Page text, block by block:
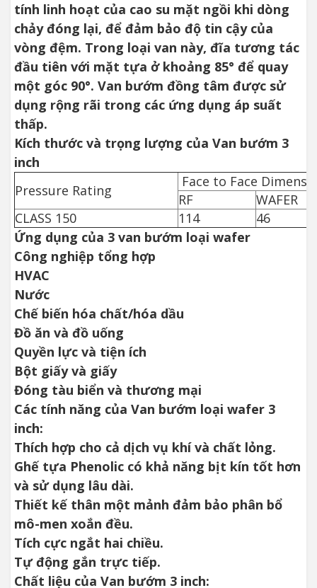
tính linh hoạt của cao su mặt ngồi khi dòng
chảy đóng lại, để đảm bảo độ tin cậy của
vòng đệm. Trong loại van này, đĩa tương tác
đầu tiên với mặt tựa ở khoảng 85° để quay
một góc 90°. Van bướm đồng tâm được sử
dụng rộng rãi trong các ứng dụng áp suất
thấp.
Kích thước và trọng lượng của Van bướm 3
inch
Pressure Rating
Face to Face
RF
WAFER
CLASS 150
114
46
Ứng dụng của 3 van bướm loại wafer
Công nghiệp tổng hợp
HVAC
Nước
Chế biến hóa chất/hóa dầu
Đồ ăn và đồ uống
Quyền lực và tiện ích
Bột giấy và giấy
Đóng tàu biển và thương mại
Các tính năng của Van bướm loại wafer 3
inch:
Thích hợp cho cả dịch vụ khí và chất lỏng.
Ghế tựa Phenolic có khả năng bịt kín tốt hơn
và sử dụng lâu dài.
Thiết kế thân một mảnh đảm bảo phân bổ
mô-men xoắn đều.
Tích cực ngắt hai chiều.
Tự động gắn trực tiếp.
Chất liệu của Van bướm 3 inch: